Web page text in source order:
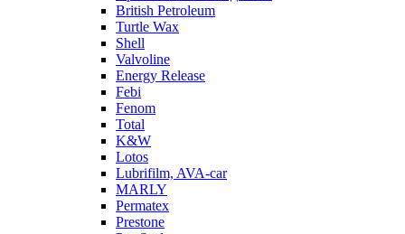
British Petroleum
Turtle Wax
Shell
Valvoline
Energy Release
Febi
Fenom
Total
K&W
Lotos
Lubrifilm, AVA-car
MARLY
Permatex
Prestone